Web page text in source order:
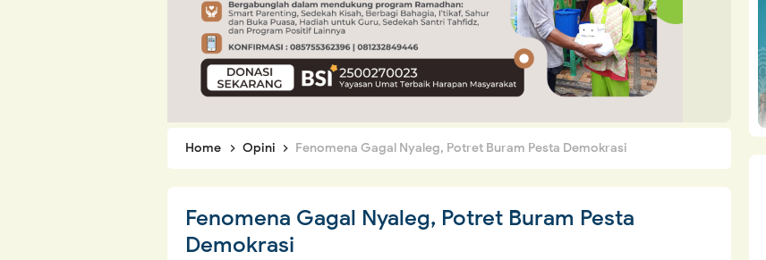
Home Opini Fenomena Gagal Nyaleg, Potret Buram Pesta Demokrasi
Fenomena Gagal Nyaleg, Potret Buram Pesta
Demokrasi